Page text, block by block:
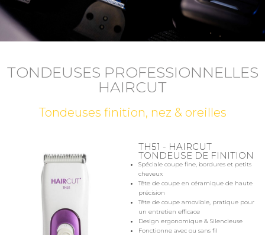
TONDEUSES PROFESSIONNELLES
HAIRCUT
Tondeuses finition, nez & oreilles
TH51 - HAIRCUT
TONDEUSE DE FINITION
Spéciale coupe fine, bordures et petits
cheveux
Tête de coupe en céramique de haute
précision
Tête de coupe amovible, pratique pour
un entretien efficace
Design ergonomique & Silencieuse
Fonctionne avec ou sans fil